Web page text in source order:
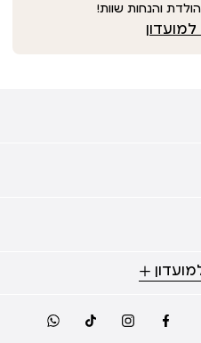
והנחות שוות!
facebook
instagram
tiktok
whatsapp